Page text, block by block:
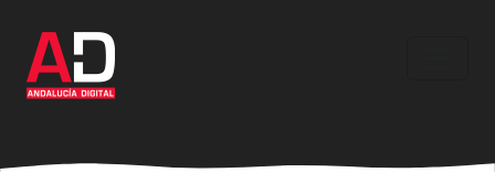
contenido
principal